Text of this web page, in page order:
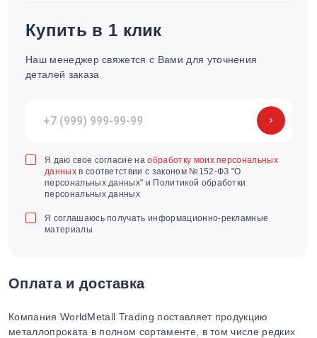
Купить в 1 клик
Наш менеджер свяжется с Вами для уточнения
деталей заказа
Я даю свое согласие наобработку моих персональных
данныхв соответствии с законом №152-ФЗ "О
персональных данных" и Политикой обработки
персональных данных
Я соглашаюсь получать информационно-рекламные
материалы
Оплата и доставка
Компания WorldMetall Trading поставляет продукцию
металлопроката в полном сортаменте, в том числе редких